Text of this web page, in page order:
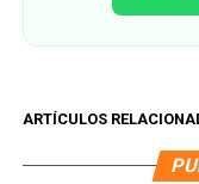
ARTÍCULOS